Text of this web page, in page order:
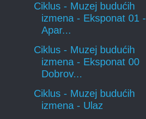
Ciklus - Muzej budućih
izmena - Eksponat 01 -
Apar...
Ciklus - Muzej budućih
izmena - Eksponat 00
Dobrov...
Ciklus - Muzej budućih
izmena - Ulaz